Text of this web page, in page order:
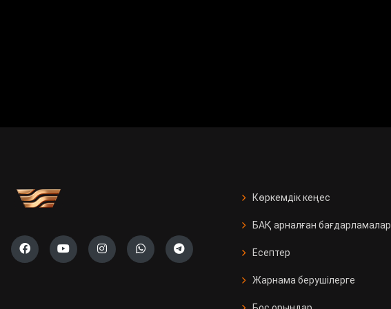
Көркемдік кеңес
БАҚ арналған бағдарламалар
Есептер
Жарнама берушілерге